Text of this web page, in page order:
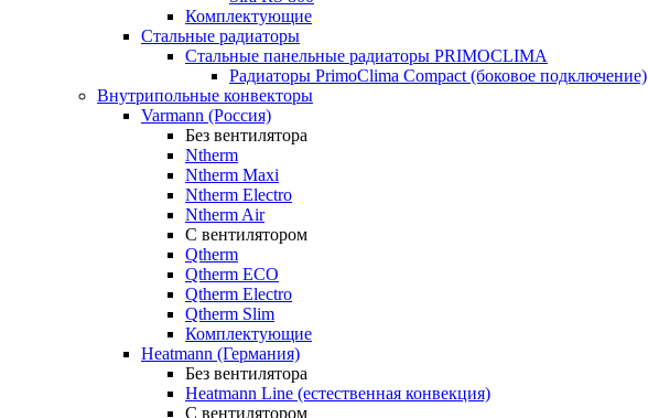
Комплектующие
Стальные радиаторы
Стальные панельные радиаторы PRIMOCLIMA
Радиаторы PrimoClima Compact (боковое подключение)
Внутрипольные конвекторы
Varmann (Россия)
Без вентилятора
Ntherm
Ntherm Maxi
Ntherm Electro
Ntherm Air
С вентилятором
Qtherm
Qtherm ECO
Qtherm Electro
Qtherm Slim
Комплектующие
Heatmann (Германия)
Без вентилятора
Heatmann Line (естественная конвекция)
С вентилятором